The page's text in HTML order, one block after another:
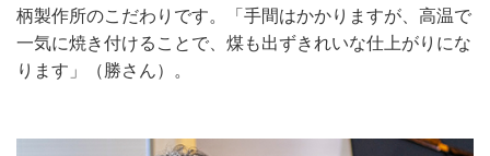
柄製作所のこだわりです。「手間はかかりますが、高温で
一気に焼き付けることで、煤も出ずきれいな仕上がりにな
ります」（勝さん）。